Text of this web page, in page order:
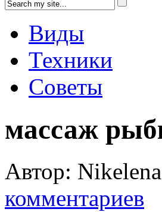
Виды
Техники
Советы
массаж
Автор:
комментариев